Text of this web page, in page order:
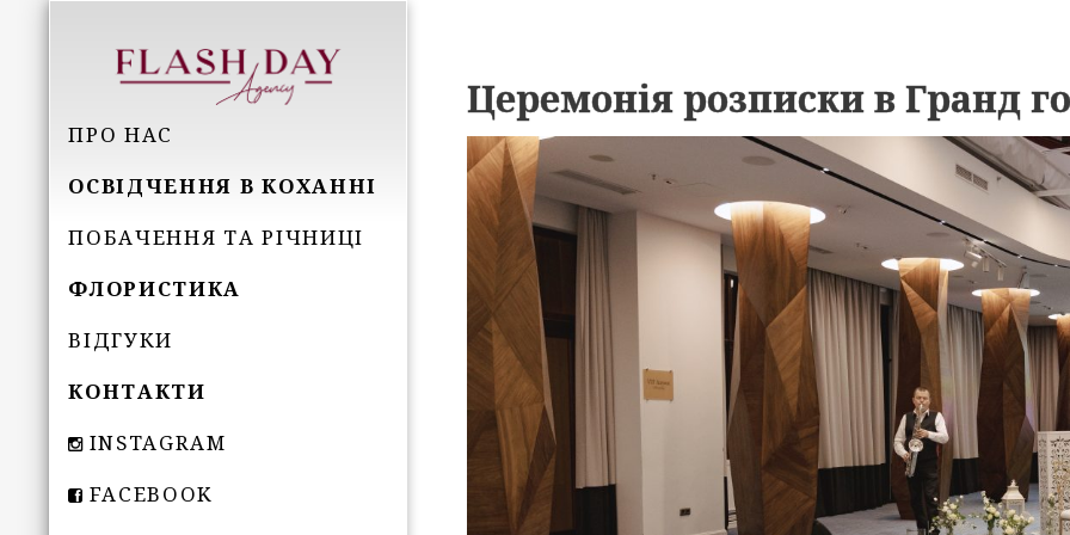
ПРО НАС
ОСВІДЧЕННЯ В КОХАННІ
ПОБАЧЕННЯ ТА РІЧНИЦІ
ФЛОРИСТИКА
ВІДГУКИ
КОНТАКТИ
INSTAGRAM
FACEBOOK
Церемонія розписки в Гранд